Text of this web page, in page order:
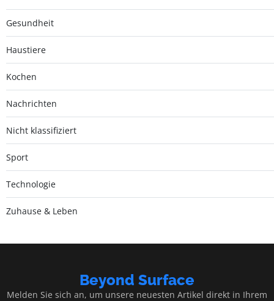
Gesundheit
Haustiere
Kochen
Nachrichten
Nicht klassifiziert
Sport
Technologie
Zuhause & Leben
Beyond Surface
Melden Sie sich an, um unsere neuesten Artikel direkt in Ihrem